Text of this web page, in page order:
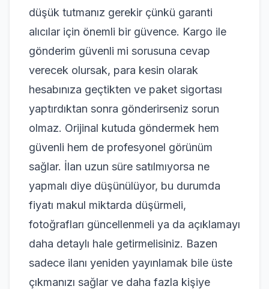
düşük tutmanız gerekir çünkü garanti
alıcılar için önemli bir güvence. Kargo ile
gönderim güvenli mi sorusuna cevap
verecek olursak, para kesin olarak
hesabınıza geçtikten ve paket sigortası
yaptırdıktan sonra gönderirseniz sorun
olmaz. Orijinal kutuda göndermek hem
güvenli hem de profesyonel görünüm
sağlar. İlan uzun süre satılmıyorsa ne
yapmalı diye düşünülüyor, bu durumda
fiyatı makul miktarda düşürmeli,
fotoğrafları güncellenmeli ya da açıklamayı
daha detaylı hale getirmelisiniz. Bazen
sadece ilanı yeniden yayınlamak bile üste
çıkmanızı sağlar ve daha fazla kişiye